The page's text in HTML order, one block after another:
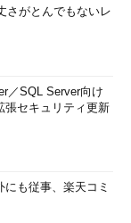
さがとんでもないレ
／SQL Server向け
張セキュリティ更新
にも従事、楽天コミ